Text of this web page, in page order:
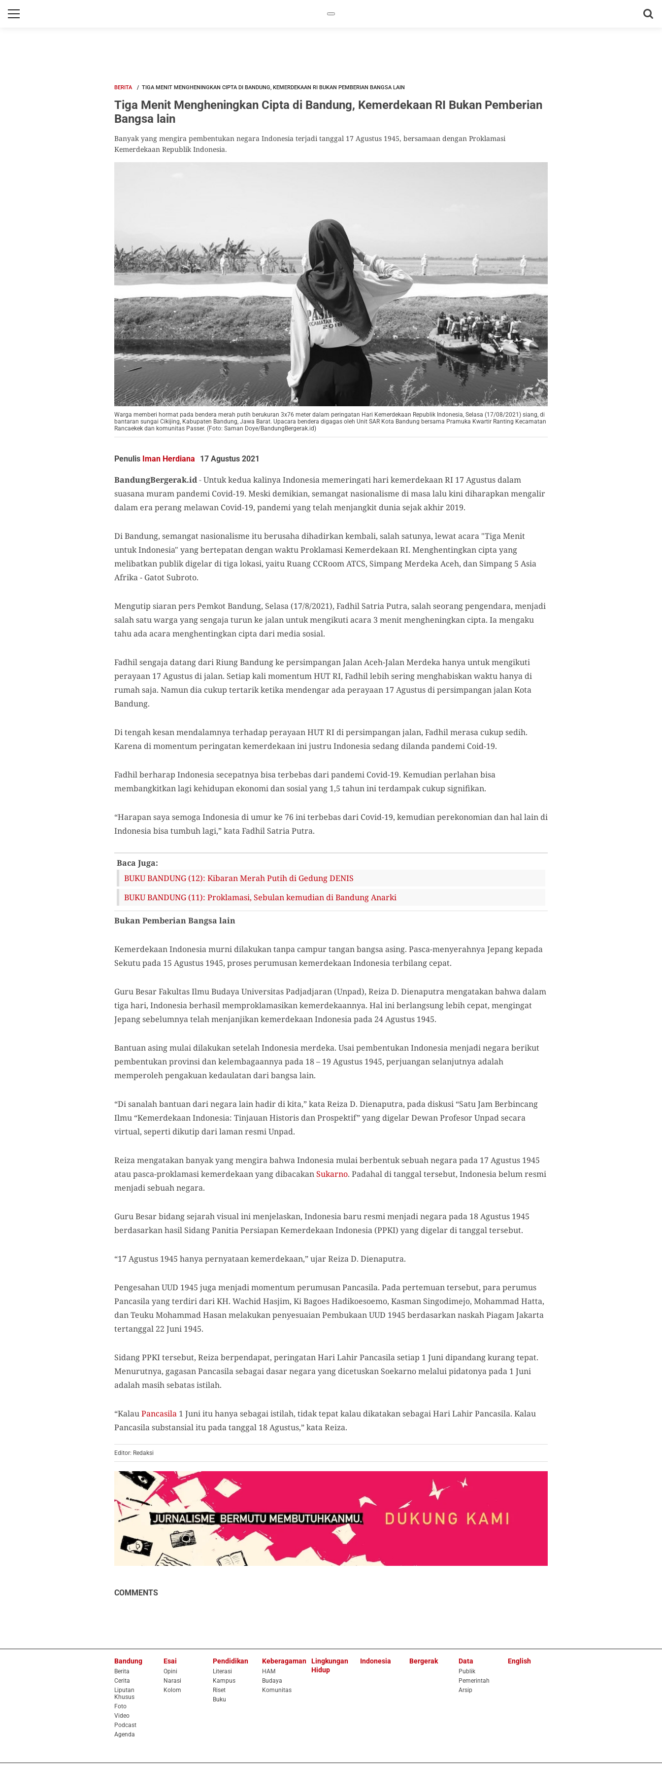
BERITA TIGA MENIT MENGHENINGKAN CIPTA DI BANDUNG, KEMERDEKAAN RI BUKAN PEMBERIAN BANGSA LAIN
Tiga Menit Mengheningkan Cipta di Bandung, Kemerdekaan RI Bukan Pemberian
Bangsa lain
Banyak yang mengira pembentukan negara Indonesia terjadi tanggal 17 Agustus 1945, bersamaan dengan Proklamasi
Kemerdekaan Republik Indonesia.
Warga memberi hormat pada bendera merah putih berukuran 3x76 meter dalam peringatan Hari Kemerdekaan Republik Indonesia, Selasa (17/08/2021) siang, di
bantaran sungai Cikijing, Kabupaten Bandung, Jawa Barat. Upacara bendera digagas oleh Unit SAR Kota Bandung bersama Pramuka Kwartir Ranting Kecamatan
Rancaekek dan komunitas Passer. (Foto: Saman Doye/BandungBergerak.id)
Penulis Iman Herdiana 17 Agustus 2021
BandungBergerak.id-Untuk kedua kalinya Indonesia memeringati hari kemerdekaan RI 17 Agustus dalam
suasana muram pandemi Covid-19. Meski demikian, semangat nasionalisme di masa lalu kini diharapkan mengalir
dalam era perang melawan Covid-19, pandemi yang telah menjangkit dunia sejak akhir 2019.
Di Bandung, semangat nasionalisme itu berusaha dihadirkan kembali, salah satunya, lewat acara "Tiga Menit
untuk Indonesia" yang bertepatan dengan waktu Proklamasi Kemerdekaan RI. Menghentingkan cipta yang
melibatkan publik digelar di tiga lokasi, yaitu Ruang CCRoom ATCS, Simpang Merdeka Aceh, dan Simpang 5 Asia
Afrika - Gatot Subroto.
Mengutip siaran pers Pemkot Bandung, Selasa (17/8/2021), Fadhil Satria Putra, salah seorang pengendara, menjadi
salah satu warga yang sengaja turun ke jalan untuk mengikuti acara 3 menit mengheningkan cipta. Ia mengaku
tahu ada acara menghentingkan cipta dari media sosial.
Fadhil sengaja datang dari Riung Bandung ke persimpangan Jalan Aceh-Jalan Merdeka hanya untuk mengikuti
perayaan 17 Agustus di jalan. Setiap kali momentum HUT RI, Fadhil lebih sering menghabiskan waktu hanya di
rumah saja. Namun dia cukup tertarik ketika mendengar ada perayaan 17 Agustus di persimpangan jalan Kota
Bandung.
Di tengah kesan mendalamnya terhadap perayaan HUT RI di persimpangan jalan, Fadhil merasa cukup sedih.
Karena di momentum peringatan kemerdekaan ini justru Indonesia sedang dilanda pandemi Coid-19.
Fadhil berharap Indonesia secepatnya bisa terbebas dari pandemi Covid-19. Kemudian perlahan bisa
membangkitkan lagi kehidupan ekonomi dan sosial yang 1,5 tahun ini terdampak cukup signifikan.
“Harapan saya semoga Indonesia di umur ke 76 ini terbebas dari Covid-19, kemudian perekonomian dan hal lain di
Indonesia bisa tumbuh lagi,” kata Fadhil Satria Putra.
Baca Juga:
BUKU BANDUNG (12): Kibaran Merah Putih di Gedung DENIS
BUKU BANDUNG (11): Proklamasi, Sebulan kemudian di Bandung Anarki
Bukan Pemberian Bangsa lain
Kemerdekaan Indonesia murni dilakukan tanpa campur tangan bangsa asing. Pasca-menyerahnya Jepang kepada
Sekutu pada 15 Agustus 1945, proses perumusan kemerdekaan Indonesia terbilang cepat.
Guru Besar Fakultas Ilmu Budaya Universitas Padjadjaran (Unpad), Reiza D. Dienaputra mengatakan bahwa dalam
tiga hari, Indonesia berhasil memproklamasikan kemerdekaannya. Hal ini berlangsung lebih cepat, mengingat
Jepang sebelumnya telah menjanjikan kemerdekaan Indonesia pada 24 Agustus 1945.
Bantuan asing mulai dilakukan setelah Indonesia merdeka. Usai pembentukan Indonesia menjadi negara berikut
pembentukan provinsi dan kelembagaannya pada 18 – 19 Agustus 1945, perjuangan selanjutnya adalah
memperoleh pengakuan kedaulatan dari bangsa lain.
“Di sanalah bantuan dari negara lain hadir di kita,” kata Reiza D. Dienaputra, pada diskusi “Satu Jam Berbincang
Ilmu “Kemerdekaan Indonesia: Tinjauan Historis dan Prospektif” yang digelar Dewan Profesor Unpad secara
virtual, seperti dikutip dari laman resmi Unpad.
Reiza mengatakan banyak yang mengira bahwa Indonesia mulai berbentuk sebuah negara pada 17 Agustus 1945
atau pasca-proklamasi kemerdekaan yang dibacakanSukarno. Padahal di tanggal tersebut, Indonesia belum resmi
menjadi sebuah negara.
Guru Besar bidang sejarah visual ini menjelaskan, Indonesia baru resmi menjadi negara pada 18 Agustus 1945
berdasarkan hasil Sidang Panitia Persiapan Kemerdekaan Indonesia (PPKI) yang digelar di tanggal tersebut.
“17 Agustus 1945 hanya pernyataan kemerdekaan,” ujar Reiza D. Dienaputra.
Pengesahan UUD 1945 juga menjadi momentum perumusan Pancasila. Pada pertemuan tersebut, para perumus
Pancasila yang terdiri dari KH. Wachid Hasjim, Ki Bagoes Hadikoesoemo, Kasman Singodimejo, Mohammad Hatta,
dan Teuku Mohammad Hasan melakukan penyesuaian Pembukaan UUD 1945 berdasarkan naskah Piagam Jakarta
tertanggal 22 Juni 1945.
Sidang PPKI tersebut, Reiza berpendapat, peringatan Hari Lahir Pancasila setiap 1 Juni dipandang kurang tepat.
Menurutnya, gagasan Pancasila sebagai dasar negara yang dicetuskan Soekarno melalui pidatonya pada 1 Juni
adalah masih sebatas istilah.
“KalauPancasila 1 Juni itu hanya sebagai istilah, tidak tepat kalau dikatakan sebagai Hari Lahir Pancasila. Kalau
Pancasila substansial itu pada tanggal 18 Agustus,” kata Reiza.
Editor: Redaksi
COMMENTS
Bandung
Berita
Cerita
Liputan
Khusus
Foto
Video
Podcast
Agenda
Esai
Opini
Narasi
Kolom
Pendidikan
Literasi
Kampus
Riset
Buku
Keberagaman
HAM
Budaya
Komunitas
Lingkungan
Hidup
Indonesia Bergerak Data
Publik
Pemerintah
Arsip
English